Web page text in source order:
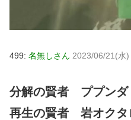
499: 名無しさん 2023/06/21(水
分解の賢者 ププンダ
再生の賢者 岩オクタ